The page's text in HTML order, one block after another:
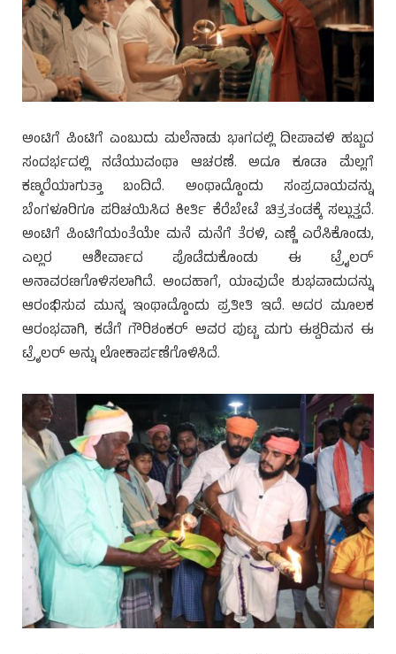
ಅಂಟಿಗೆ ಪಿಂಟಿಗೆ ಎಂಬುದು ಮಲೆನಾಡು ಭಾಗದಲ್ಲಿ ದೀಪಾವಳಿ ಹಬ್ಬದ
ಸಂದರ್ಭದಲ್ಲಿ ನಡೆಯುವಂಥಾ ಆಚರಣೆ. ಅದೂ ಕೂಡಾ ಮೆಲ್ಲಗೆ
ಕಣ್ಮರೆಯಾಗುತ್ತಾ ಬಂದಿದೆ. ಅಂಥಾದ್ದೊಂದು ಸಂಪ್ರದಾಯವನ್ನು
ಬೆಂಗಳೂರಿಗೂ ಪರಿಚಯಿಸಿದ ಕೀರ್ತಿ ಕೆರೆಬೇಟೆ ಚಿತ್ರತಂಡಕ್ಕೆ ಸಲ್ಲುತ್ತದೆ.
ಅಂಟಿಗೆ ಪಿಂಟಿಗೆಯಂತೆಯೇ ಮನೆ ಮನೆಗೆ ತೆರಳಿ, ಎಣ್ಣೆ ಎರೆಸಿಕೊಂಡು,
ಎಲ್ಲರ ಆಶೀರ್ವಾದ ಪೊಡೆದುಕೊಂಡು ಈ ಟ್ರೈಲರ್
ಅನಾವರಣಗೊಳಿಸಲಾಗಿದೆ. ಅಂದಹಾಗೆ, ಯಾವುದೇ ಶುಭವಾದುದನ್ನು
ಆರಂಭಿಸುವ ಮುನ್ನ ಇಂಥಾದ್ದೊಂದು ಪ್ರತೀತಿ ಇದೆ. ಅದರ ಮೂಲಕ
ಆರಂಭವಾಗಿ, ಕಡೆಗೆ ಗೌರಿಶಂಕರ್ ಅವರ ಪುಟ್ಟ ಮಗು ಈಶ್ವರಿಮನ ಈ
ಟ್ರೈಲರ್ ಅನ್ನು ಲೋಕಾರ್ಪಣೆಗೊಳಿಸಿದೆ.